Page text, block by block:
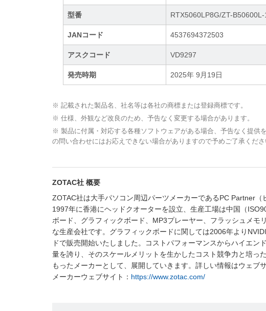
型番 RTX5060LP8G/ZT-B50600L-
JANコード 4537694372503
アスクコード VD9297
発売時期 2025年 9月19日
※ 記載された製品名、社名等は各社の商標または登録商標です。
※ 仕様、外観など改良のため、予告なく変更する場合があります。
※ 製品に付属・対応する各種ソフトウェアがある場合、予告なく提供
の問い合わせにはお応えできない場合がありますので予めご了承くださ
ZOTAC社 概要
ZOTAC社は大手パソコン周辺パーツメーカーであるPC Partner
1997年に香港にヘッドクオーターを設立、生産工場は中国（
ボード、グラフィックボード、MP3プレーヤー、フラッシュメ
な生産会社です。グラフィックボードに関しては2006年より
ドで販売開始いたしました。コストパフォーマンスからハイエ
量を誇り、そのスケールメリットを生かしたコスト競争力と培
もったメーカーとして、展開していきます。詳しい情報はウェブ
メーカーウェブサイト： https://www.zotac.com/